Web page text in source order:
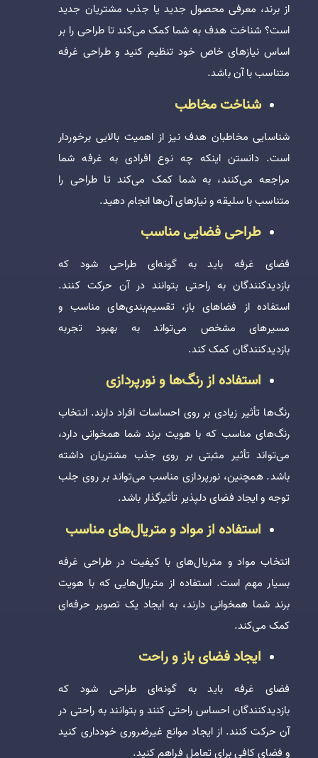
از برند، معرفی محصول جدید یا جذب مشتریان جدید
است؟ شناخت هدف به شما کمک می‌کند تا طراحی را بر
اساس نیازهای خاص خود تنظیم کنید و طراحی غرفه
متناسب با آن باشد.
شناخت مخاطب
شناسایی مخاطبان هدف نیز از اهمیت بالایی برخوردار
است. دانستن اینکه چه نوع افرادی به غرفه شما
مراجعه می‌کنند، به شما کمک می‌کند تا طراحی را
متناسب با سلیقه و نیازهای آن‌ها انجام دهید.
طراحی فضایی مناسب
فضای غرفه باید به گونه‌ای طراحی شود که
بازدیدکنندگان به راحتی بتوانند در آن حرکت کنند.
استفاده از فضاهای باز، تقسیم‌بندی‌های مناسب و
مسیرهای مشخص می‌تواند به بهبود تجربه
بازدیدکنندگان کمک کند.
استفاده از رنگ‌ها و نورپردازی
رنگ‌ها تأثیر زیادی بر روی احساسات افراد دارند. انتخاب
رنگ‌های مناسب که با هویت برند شما همخوانی دارد،
می‌تواند تأثیر مثبتی بر روی جذب مشتریان داشته
باشد. همچنین، نورپردازی مناسب می‌تواند بر روی جلب
توجه و ایجاد فضای دلپذیر تأثیرگذار باشد.
استفاده از مواد و متریال‌های مناسب
انتخاب مواد و متریال‌های با کیفیت در طراحی غرفه
بسیار مهم است. استفاده از متریال‌هایی که با هویت
برند شما همخوانی دارند، به ایجاد یک تصویر حرفه‌ای
کمک می‌کند.
ایجاد فضای باز و راحت
فضای غرفه باید به گونه‌ای طراحی شود که
بازدیدکنندگان احساس راحتی کنند و بتوانند به راحتی در
آن حرکت کنند. از ایجاد موانع غیرضروری خودداری کنید
و فضای کافی برای تعامل فراهم کنید.